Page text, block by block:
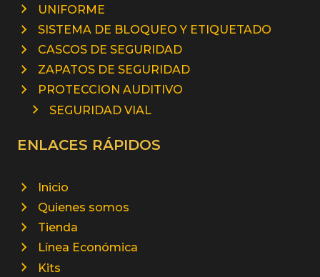
UNIFORME
SISTEMA DE BLOQUEO Y ETIQUETADO
CASCOS DE SEGURIDAD
ZAPATOS DE SEGURIDAD
PROTECCION AUDITIVO
SEGURIDAD VIAL
ENLACES RÁPIDOS
Inicio
Quienes somos
Tienda
Línea Económica
Kits